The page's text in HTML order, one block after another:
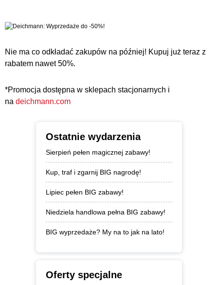
Nie ma co odkładać zakupów na później! Kupuj już teraz z
rabatem nawet 50%.
*Promocja dostępna w sklepach stacjonarnych i
na deichmann.com
Ostatnie wydarzenia
Sierpień pełen magicznej zabawy!
Kup, traf i zgarnij BIG nagrodę!
Lipiec pełen BIG zabawy!
Niedziela handlowa pełna BIG zabawy!
BIG wyprzedaże? My na to jak na lato!
Oferty specjalne